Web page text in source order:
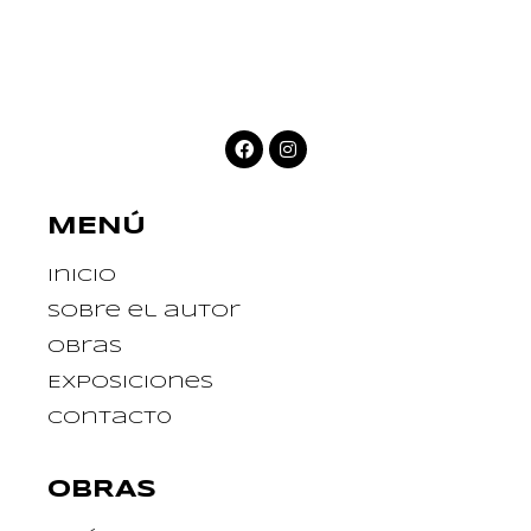
MENÚ
Inicio
Sobre el autor
Obras
Exposiciones
Contact0
OBRAS